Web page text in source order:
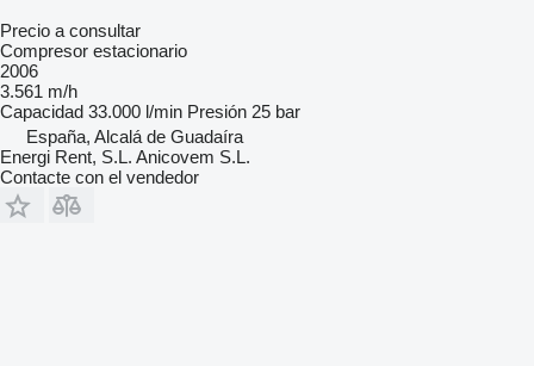
Precio a consultar
Compresor estacionario
2006
3.561 m/h
Capacidad 33.000 l/min Presión 25 bar
España, Alcalá de Guadaíra
Energi Rent, S.L. Anicovem S.L.
Contacte con el vendedor